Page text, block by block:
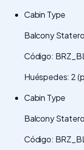
Cabin Type
Balcony
Código:
Huéspedes: 2
Cabin Type
Balcony
Código: